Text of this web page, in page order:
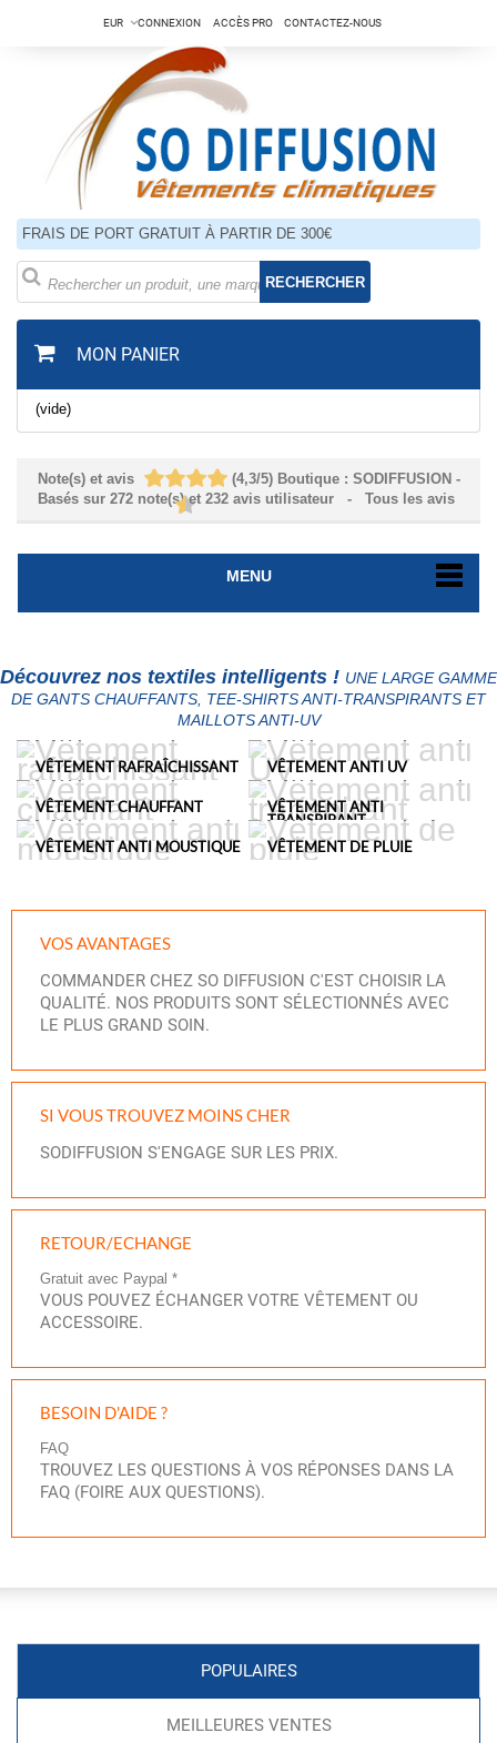
EUR CONNEXION ACCÈS PRO CONTACTEZ-NOUS
FRAIS DE PORT GRATUIT À PARTIR DE 300€
RECHERCHER
MON PANIER
(vide)
Note(s) et avis (4,3/5) Boutique : SODIFFUSION -
Basés sur 272 note(s) et 232 avis utilisateur - Tous les avis
MENU
Découvrez nos textiles intelligents ! UNE LARGE GAMME
DE GANTS CHAUFFANTS, TEE-SHIRTS ANTI-TRANSPIRANTS ET
MAILLOTS ANTI-UV
VÊTEMENT RAFRAÎCHISSANT VÊTEMENT ANTI UV
VÊTEMENT CHAUFFANT
VÊTEMENT ANTI
TRANSPIRANT
VÊTEMENT ANTI MOUSTIQUE
VÊTEMENT DE PLUIE
VOSAVANTAGES
COMMANDER CHEZ SO DIFFUSION C'EST CHOISIR LA
QUALITÉ. NOS PRODUITS SONT SÉLECTIONNÉS AVEC
LE PLUS GRAND SOIN.
SI VOUSTROUVEZ MOINS CHER
SODIFFUSION S'ENGAGE SUR LES PRIX.
RETOUR/ECHANGE
Gratuit avec Paypal *
VOUS POUVEZ ÉCHANGER VOTRE VÊTEMENT OU
ACCESSOIRE.
BESOIN D'AIDE ?
FAQ
TROUVEZ LES QUESTIONS À VOS RÉPONSES DANS LA
FAQ (FOIRE AUX QUESTIONS).
POPULAIRES
MEILLEURES VENTES